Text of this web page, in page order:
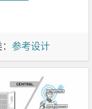
：参考设计